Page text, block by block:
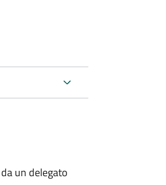
un delegato